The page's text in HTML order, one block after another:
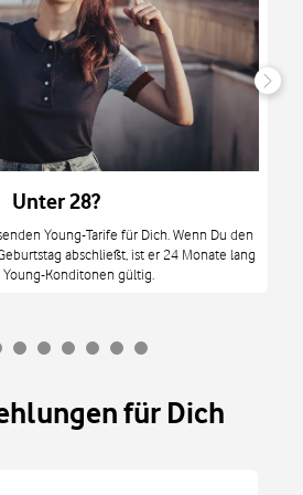
Unter 28?
Young-Tarife für Dich. Wenn Du den
abschließt, ist er 24 Monate lang
Konditonen gültig.
für Dich